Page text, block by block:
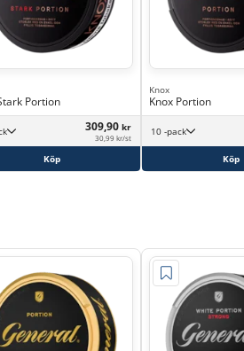
Portion
309,90 kr
30,99 kr/st
Köp
Knox
Knox Portion
10 -pack
Köp